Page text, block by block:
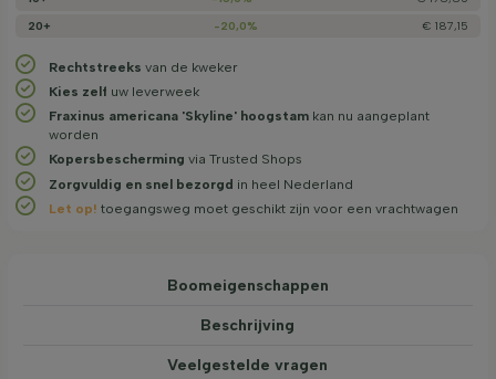
20+
-20,0% € 187,15
Rechtstreeks van de kweker
Kies zelf uw leverweek
Fraxinus americana 'Skyline' hoogstam kan nu aangeplant
worden
Kopersbescherming via Trusted Shops
Zorgvuldig en snel bezorgd in heel Nederland
Let op! toegangsweg moet geschikt zijn voor een vrachtwagen
Boom­eigen­schappen
Beschrijving
Veelgestelde vragen